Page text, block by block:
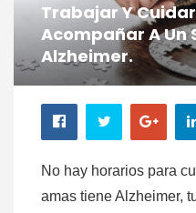
Trabajar Y
Acompañar A Un
Alzheimer.
No hay horarios para
amas tiene Alzheimer,